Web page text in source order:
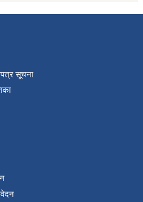
सूचना